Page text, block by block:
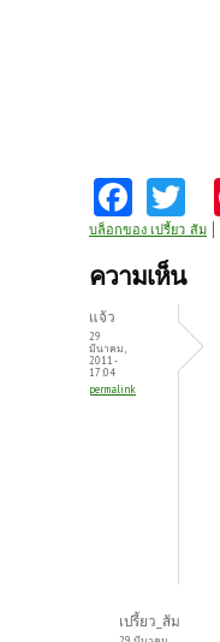
Fa
ce
b
k
w
itt
บล็อกของ เปรี้ยว_ส้ม
ความเห็น
แจ้ว
29
มีนาคม,
2011 -
17:04
permalink
เปรี้ยว_ส้ม